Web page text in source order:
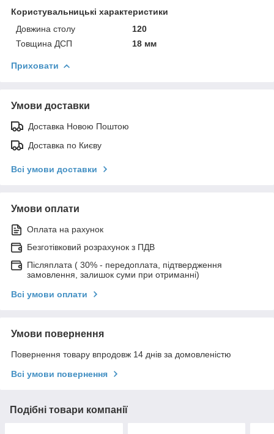
Користувальницькі характеристики
Довжина столу
120
Товщина ДСП
18 мм
Приховати
Умови доставки
Доставка Новою Поштою
Доставка по Києву
Всі умови доставки
Умови оплати
Оплата на рахунок
Безготівковий розрахунок з ПДВ
Післяплата ( 30% - передоплата, підтвердження
замовлення, залишок суми при отриманні)
Всі умови оплати
Умови повернення
Повернення товару впродовж 14 днів за домовленістю
Всі умови повернення
Подібні товари компанії